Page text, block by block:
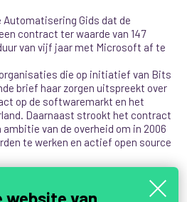
Automatisering Gids dat de
contract ter waarde van 147
van vijf jaar met Microsoft af te
die op initiatief van Bits
brief haar zorgen uitspreekt over
op de softwaremarkt en het
Daarnaast strookt het contract
van de overheid om in 2006
te werken en actief open source